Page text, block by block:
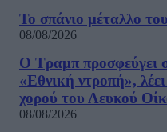
Το σπάνιο μέταλλο
08/08/2026
Ο Τραμπ προσφεύγει
«Εθνική ντροπή»,
χορού του Λευκού
08/08/2026